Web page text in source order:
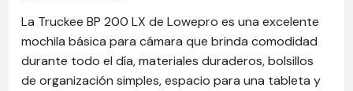
La Truckee BP 200 LX de Lowepro es una excelente
mochila básica para cámara que brinda comodidad
durante todo el día, materiales duraderos, bolsillos
de organización simples, espacio para una tableta y